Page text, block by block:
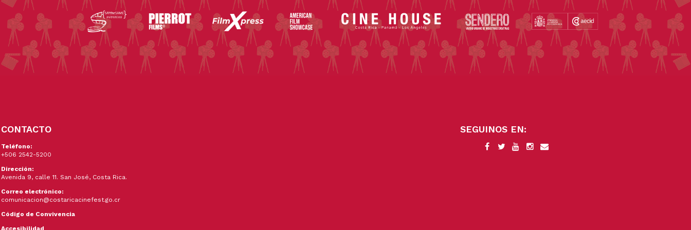
CONTACTO
Teléfono:
+506 2542-5200
Dirección:
Avenida 9, calle 11. San José, Costa Rica.
Correo electrónico:
comunicacion@costaricacinefest.go.cr
Código de Convivencia
SEGUINOS EN: